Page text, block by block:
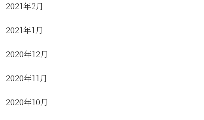
2021年2月
2021年1月
2020年12月
2020年11月
2020年10月